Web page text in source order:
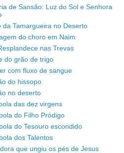
de Sansão: Luz do Sol e Senhora
da Tamargueira no Deserto
do choro em Naim
nas Trevas
do grão de trigo
com fluxo de sangue
do hissopo
no deserto
das dez virgens
do Filho Pródigo
do Tesouro escondido
dos Talentos
que ungiu os pés de Jesus